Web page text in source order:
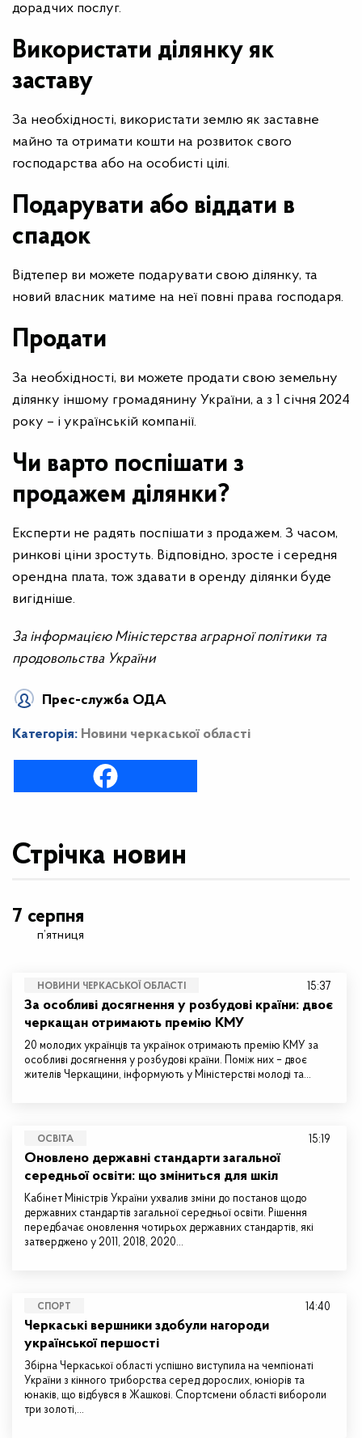
дорадчих послуг.
Використати ділянку як
заставу
За необхідності, використати землю як заставне
майно та отримати кошти на розвиток свого
господарства або на особисті цілі.
Подарувати або віддати в
спадок
Відтепер ви можете подарувати свою ділянку, та
новий власник матиме на неї повні права господаря.
Продати
За необхідності, ви можете продати свою земельну
ділянку іншому громадянину України, а з 1 січня 2024
року – і українській компанії.
Чи варто поспішати з
продажем ділянки?
Експерти не радять поспішати з продажем. З часом,
ринкові ціни зростуть. Відповідно, зросте і середня
орендна плата, тож здавати в оренду ділянки буде
вигідніше.
За інформацією Міністерства аграрної політики та
продовольства України
Прес-служба ОДА
Категорія: Новини черкаської області
Стрічка новин
7 серпня
п’ятниця
НОВИНИ ЧЕРКАСЬКОЇ ОБЛАСТІ
За особливі досягнення у розбудові країни: двоє
черкащан отримають премію КМУ
20 молодих українців та українок отримають премію КМУ за
особливі досягнення у розбудові країни. Поміж них – двоє
жителів Черкащини, інформують у Міністерстві молоді та…
15:37
ОСВІТА
Оновлено державні стандарти загальної
середньої освіти: що зміниться для шкіл
Кабінет Міністрів України ухвалив зміни до постанов щодо
державних стандартів загальної середньої освіти. Рішення
передбачає оновлення чотирьох державних стандартів, які
затверджено у 2011, 2018, 2020…
15:19
СПОРТ
Черкаські вершники здобули нагороди
української першості
Збірна Черкаської області успішно виступила на чемпіонаті
України з кінного триборства серед дорослих, юніорів та
юнаків, що відбувся в Жашкові. Спортсмени області вибороли
три золоті,…
14:40